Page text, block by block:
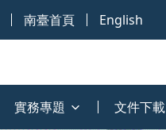
南臺首頁 English
實務專題 文件下載